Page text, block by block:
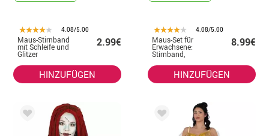
4.08/5.00
Maus-Stirnband
mit Schleife und
Glitzer
2.99€
HINZUFÜGEN
4.08/5.00
Maus-Set für
Erwachsene:
Stirnband,
Handschuhe,
Schwanz und
Hosenträger
8.99€
HINZUFÜGEN